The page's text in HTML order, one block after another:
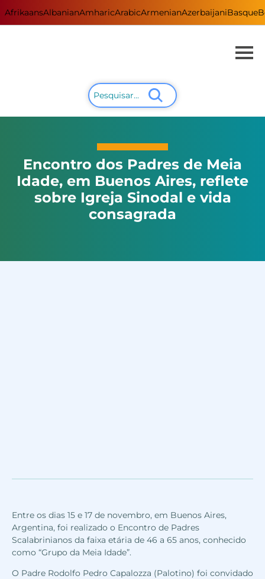
AfrikaansAlbanianAmharicArabicArmenianAzerbaijaniBasque
Encontro dos Padres de Meia
Idade, em Buenos Aires, reflete
sobre Igreja Sinodal e vida
consagrada
Entre os dias 15 e 17 de novembro, em Buenos Aires,
Argentina, foi realizado o Encontro de Padres
Scalabrinianos da faixa etária de 46 a 65 anos, conhecido
como “Grupo da Meia Idade”.
O Padre Rodolfo Pedro Capalozza (Palotino) foi convidado